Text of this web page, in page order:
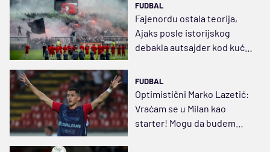
FUDBAL
Fajenordu ostala teorija,
Ajaks posle istorijskog
debakla autsajder kod kuće
FUDBAL
Optimistični Marko Lazetić:
Vraćam se u Milan kao
starter! Mogu da budem